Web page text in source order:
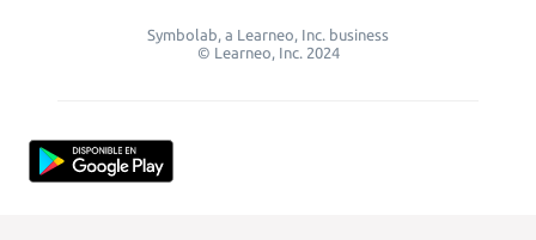
Symbolab, a Learneo, Inc. business
© Learneo, Inc. 2024